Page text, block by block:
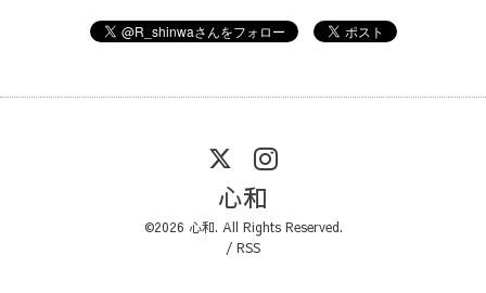
心和
©2026 心和. All Rights Reserved.
/ RSS